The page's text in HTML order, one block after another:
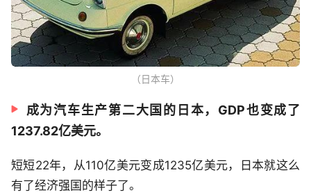
（日本车）
成为汽车生产第二大国的日本，GDP也变成了
1237.82亿美元。
短短22年，从110亿美元变成1235亿美元，日本就这么
有了经济强国的样子了。